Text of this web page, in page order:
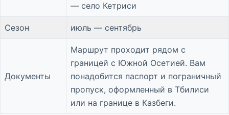
— село Кетриси
Сезон июль — сентябрь
Документы
Маршрут проходит рядом с
границей с Южной Осетией. Вам
понадобится паспорт и пограничный
пропуск, оформленный в Тбилиси
или на границе в Казбеги.